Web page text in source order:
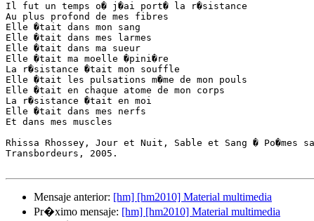
Il fut un temps o� j�ai port� la r�sistance
Au plus profond de mes fibres
Elle �tait dans mon sang
Elle �tait dans mes larmes
Elle �tait dans ma sueur
Elle �tait ma moelle �pini�re
La r�sistance �tait mon souffle
Elle �tait les pulsations m�me de mon pouls
Elle �tait en chaque atome de mon corps
La r�sistance �tait en moi
Elle �tait dans mes nerfs
Et dans mes muscles
Rhissa Rhossey, Jour et Nuit, Sable et Sang � Po�mes
Transbordeurs, 2005.
Mensaje anterior: [hm] [hm2010] Material multimedia
Pr�ximo mensaje: [hm] [hm2010] Material multimedia